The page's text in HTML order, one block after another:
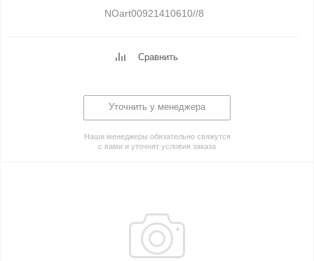
NOart00921410610//8
Сравнить
Уточнить у менеджера
Наши менеджеры обязательно свяжутся
с вами и уточнят условия заказа